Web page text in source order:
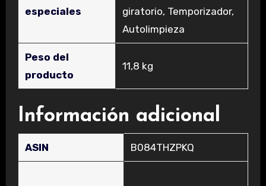
especiales
giratorio, Temporizador,
Autolimpieza
Peso del
producto
‎11,8 kg
Información adicional
ASIN B084THZPKQ